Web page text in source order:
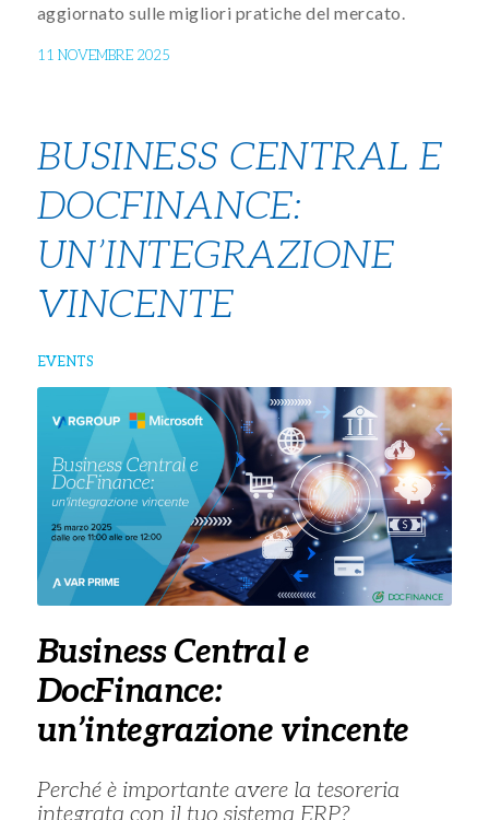
aggiornato sulle migliori pratiche del mercato.
11 NOVEMBRE 2025
BUSINESS CENTRAL E
DOCFINANCE:
UN’INTEGRAZIONE
VINCENTE
EVENTS
Business Central e
DocFinance:
un’integrazione vincente
Perché è importante avere la tesoreria